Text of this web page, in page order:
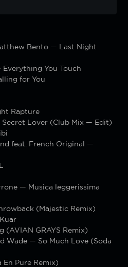
Bento — Last Night
Everything You Touch
for You
Rapture
Lover (Club Mix — Edit)
feat. French Original —
— Musica leggerissima
(Majestic Remix)
(AVIAN GRAYS Remix)
Wade — So Much Love (Soda
Pure Remix)